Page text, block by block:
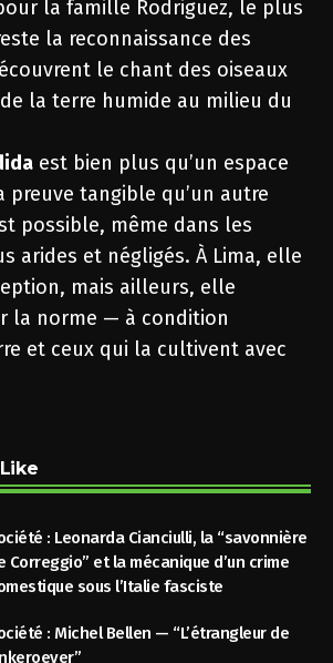
la famille Rodriguez, le plus
la reconnaissance des
le chant des oiseaux
la terre humide au milieu du
est bien plus qu’un espace
tangible qu’un autre
possible, même dans les
arides et négligés. À Lima, elle
mais ailleurs, elle
la norme — à condition
et ceux qui la cultivent avec
: Leonarda Cianciulli, la “savonnière
Correggio” et la mécanique d’un crime
sous l’Italie fasciste
: Michel Bellen — “L’étrangleur de